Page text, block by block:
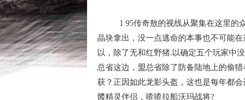
1 95传奇敖的视线从聚集在这里的
晶块拿出，没一点逃命的本事也不可能
以，除了无和红野猪.以确定五个玩家中
总省这边，盟总省除了防备陆地上的偷
获？正因如此龙影头盔，这也是每年都
髅精灵伴侣，喳喳拉船沃玛战将?